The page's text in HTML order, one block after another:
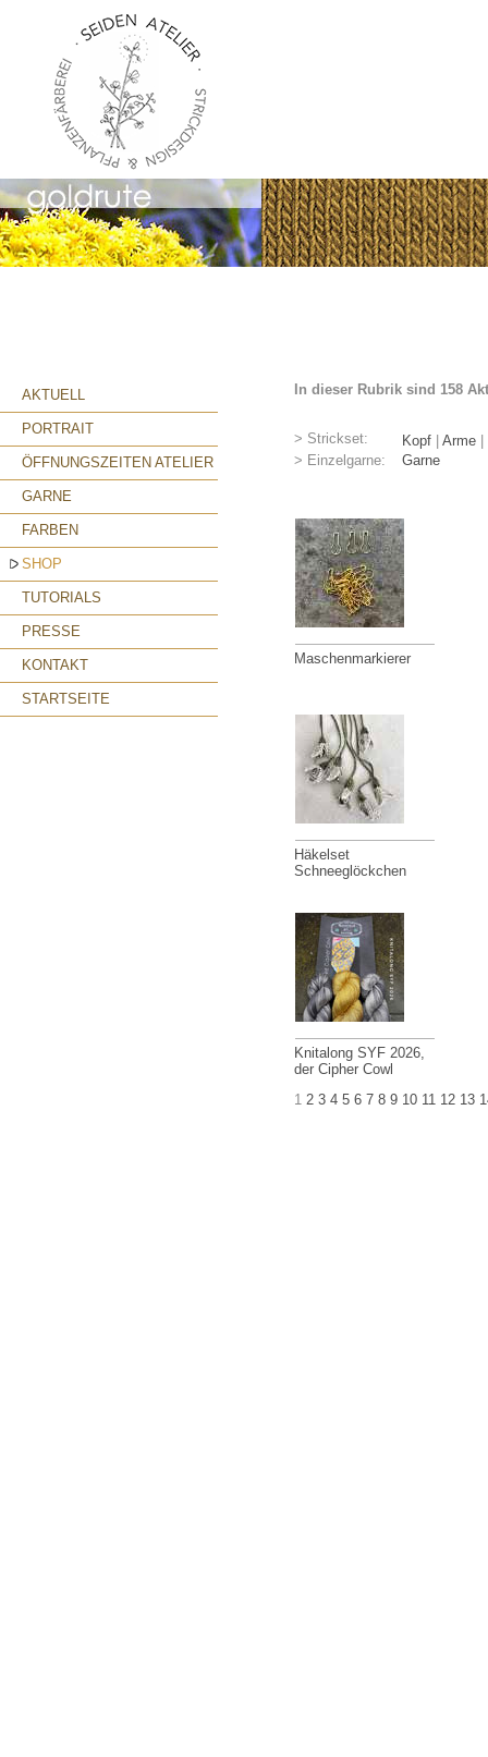
AKTUELL
PORTRAIT
ÖFFNUNGSZEITEN ATELIER
GARNE
FARBEN
SHOP
TUTORIALS
PRESSE
KONTAKT
STARTSEITE
In dieser Rubrik sind 158
> Strickset: Kopf Arme
> Einzelgarne:
Garne
Maschenmarkierer
Häkelset
Schneeglöckchen
Knitalong SYF 2026,
der Cipher Cowl
1 2 3 4 5 6 7 8 9 10 11 12 13